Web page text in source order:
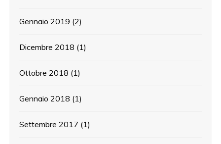
Gennaio 2019 (2)
Dicembre 2018 (1)
Ottobre 2018 (1)
Gennaio 2018 (1)
Settembre 2017 (1)